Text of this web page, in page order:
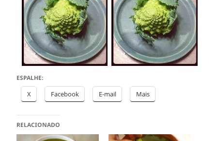
ESPALHE:
X Facebook E-mail Mais
RELACIONADO